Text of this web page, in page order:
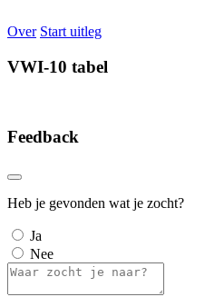
Over Start uitleg
VWI-10 tabel
Feedback
Heb je gevonden wat je zocht?
Ja
Nee